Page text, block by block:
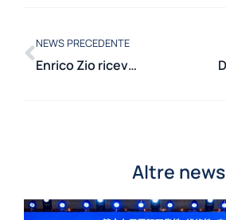
NEWS PRECEDENTE
Enrico Zio riceve il titolo di Advisory Professor della Beihang University
Altre news